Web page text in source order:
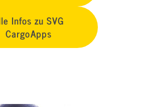
Infos zu SVG
CargoApps